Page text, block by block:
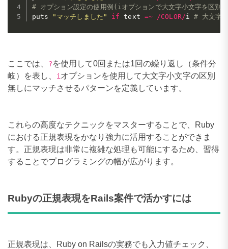
# オプション設定の使用例(iオプションで大文字小文字を区別
puts
"マッチしました" if text =~ /COLOR /i # 大文字
ここでは、 ?を使用して0回または1回の繰り返し（条件分
岐）を表し、 i オプションを使用して大文字小文字の区別
無しにマッチさせるパターンを定義しています。
これらの高度なテクニックをマスターすることで、Ruby
における正規表現をかなり強力に活用することができま
す。正規表現は非常に複雑な処理も可能にするため、習得
することでプログラミングの幅が広がります。
Rubyの正規表現をRails案件で活かすには
正規表現は、Ruby on Railsの実務でも入力値チェック、